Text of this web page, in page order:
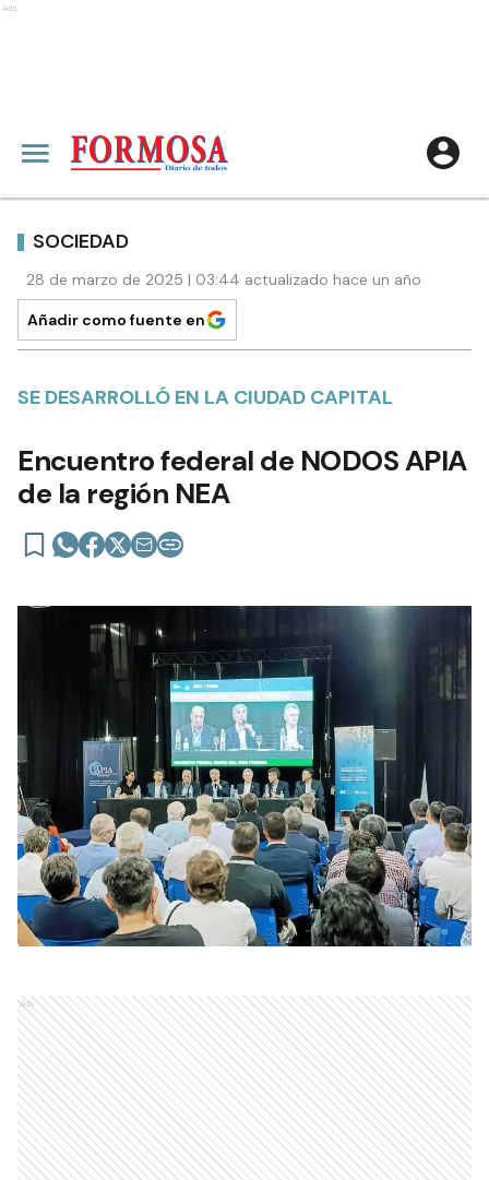
Ads
SOCIEDAD
28 de marzo de 2025 | 03:44 actualizado hace un año
Añadir como fuente en
SE DESARROLLÓ EN LA CIUDAD CAPITAL
Encuentro federal de NODOS APIA
de la región NEA
Ads